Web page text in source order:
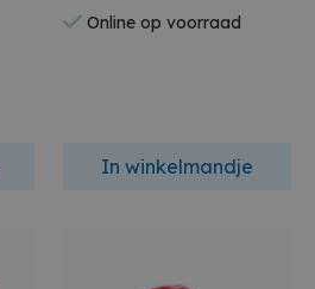
Online op voorraad
In winkelmandje